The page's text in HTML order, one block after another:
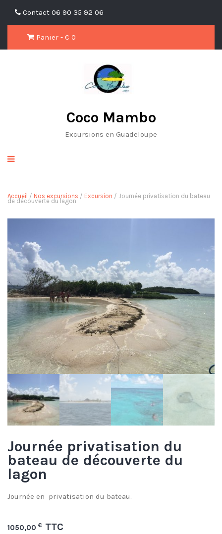
Contact 06 90 35 92 06
Panier - € 0
Coco Mambo
Excursions en Guadeloupe
Accueil / Nos excursions / Excursion / Journée privatisation du bateau
de découverte du lagon
Journée privatisation du
bateau de découverte du
lagon
Journée en privatisation du bateau.
1050,00 € TTC